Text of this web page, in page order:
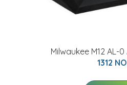
Milwaukee M12 AL-
1312